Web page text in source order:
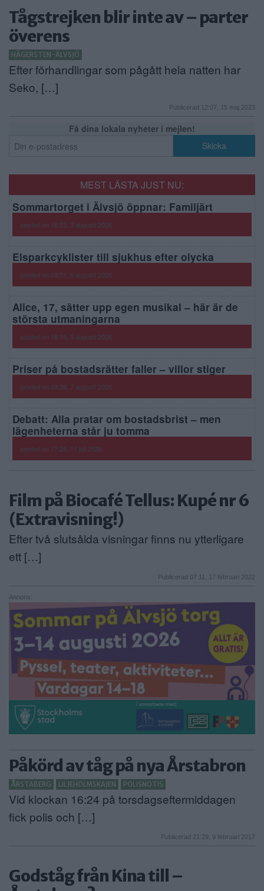
Tågstrejken blir inte av – parter
överens
HÄGERSTEN-ÄLVSJÖ
Efter förhandlingar som pågått hela natten har
Seko, […]
Publicerad 12:07, 15 maj 2023
Få dina lokala nyheter i mejlen!
MEST LÄSTA JUST NU:
Sommartorget i Älvsjö öppnar: Familjärt
posted on 16:23, 3 augusti 2026
Elsparkcyklister till sjukhus efter olycka
posted on 09:51, 6 augusti 2026
Alice, 17, sätter upp egen musikal – här är de
största utmaningarna
posted on 16:16, 5 augusti 2026
Priser på bostadsrätter faller – villor stiger
posted on 09:38, 7 augusti 2026
Debatt: Alla pratar om bostadsbrist – men
lägenheterna står ju tomma
posted on 17:28, 11 juli 2026
Film på Biocafé Tellus: Kupé nr 6
(Extravisning!)
Efter två slutsålda visningar finns nu ytterligare
ett […]
Publicerad 07:11, 17 februari 2022
Annons:
Påkörd av tåg på nya Årstabron
ÅRSTABERG LILJEHOLMSKAJEN POLISNOTIS
Vid klockan 16:24 på torsdagseftermiddagen
fick polis och […]
Publicerad 21:29, 9 februari 2017
Godståg från Kina till –